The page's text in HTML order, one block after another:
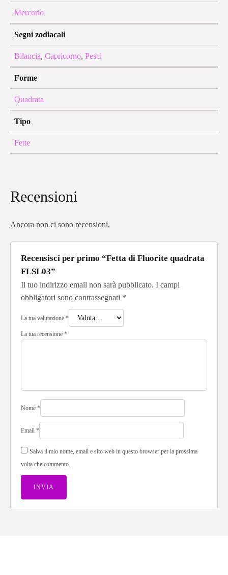
Mercurio
Segni zodiacali
Bilancia, Capricorno, Pesci
Forme
Quadrata
Tipo
Fette
Recensioni
Ancora non ci sono recensioni.
Recensisci per primo “Fetta di Fluorite quadrata
FLSL03”
Il tuo indirizzo email non sarà pubblicato. I campi
obbligatori sono contrassegnati *
La tua valutazione *
La tua recensione *
Nome *
Email *
Salva il mio nome, email e sito web in questo browser per la prossima
volta che commento.